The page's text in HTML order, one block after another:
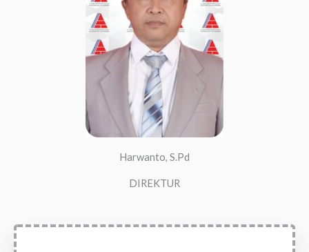
Harwanto, S.Pd
DIREKTUR